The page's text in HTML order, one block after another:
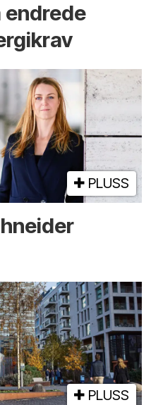
endrede
PLUSS
PLUSS